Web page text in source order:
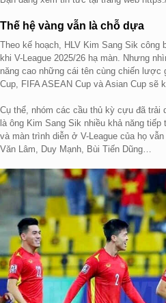
Thế hệ vàng vẫn là chỗ dựa
Theo kế hoạch, HLV Kim Sang Sik công
khi V-League 2025/26 hạ màn. Nhưng
năng cao những cái tên cùng chiến lược
Cup, FIFA ASEAN Cup và Asian Cup sẽ
Cụ thể, nhóm các cầu thủ kỳ cựu đã trải
là ông Kim Sang Sik nhiều khả năng
và màn trình diễn ở V-League của họ
Văn Lâm, Duy Mạnh, Bùi Tiến Dũng…